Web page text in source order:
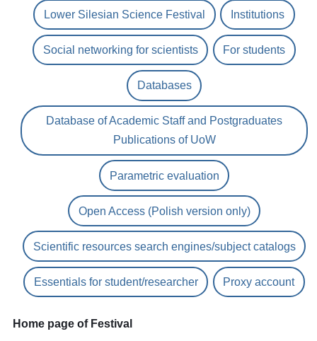
Lower Silesian Science Festival Institutions
Social networking for scientists For students
Databases
Database of Academic Staff and Postgraduates
Publications of UoW
Parametric evaluation
Open Access (Polish version only)
Scientific resources search engines/subject catalogs
Essentials for student/researcher Proxy account
Home page of Festival